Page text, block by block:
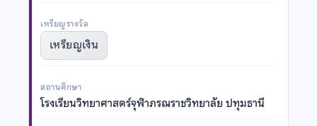
เหรียญรางวัล
เหรียญเงิน
สถานศึกษา
โรงเรียนวิทยาศาสตร์จุฬาภรณราชวิทยาลัย ปทุมธานี